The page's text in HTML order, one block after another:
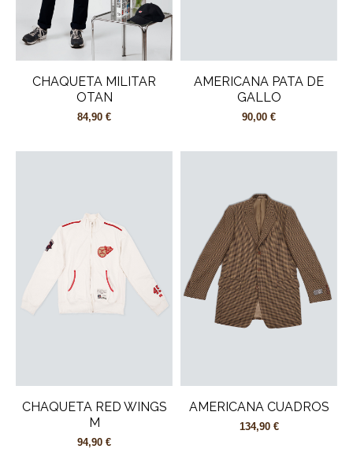
CHAQUETA MILITAR
OTAN
84,90 €
AMERICANA PATA DE
GALLO
90,00 €
CHAQUETA RED WINGS
M
94,90 €
AMERICANA CUADROS
134,90 €